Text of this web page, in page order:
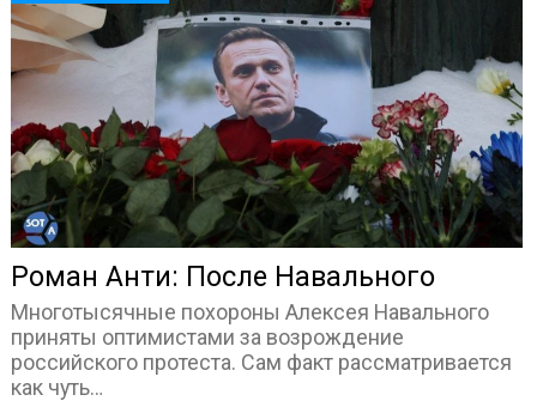
Роман Анти: После Навального
Многотысячные похороны Алексея Навального
приняты оптимистами за возрождение
российского протеста. Сам факт рассматривается
как чуть…